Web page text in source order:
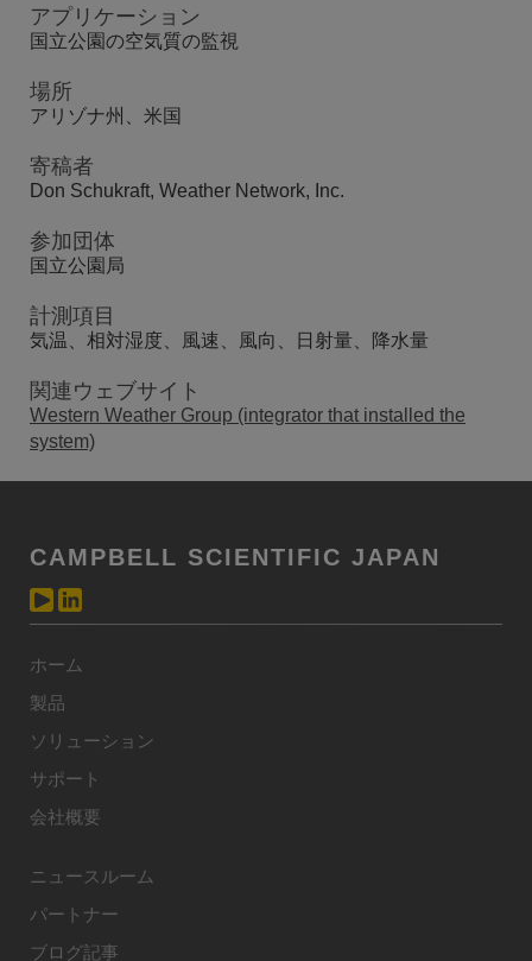
アプリケーション
国立公園の空気質の監視
場所
アリゾナ州、米国
寄稿者
Don Schukraft, Weather Network, Inc.
参加団体
国立公園局
計測項目
気温、相対湿度、風速、風向、日射量、降水量
関連ウェブサイト
Western Weather Group (integrator that installed the
system)
CAMPBELL SCIENTIFIC JAPAN
ホーム
製品
ソリューション
サポート
会社概要
ニュースルーム
パートナー
ブログ記事